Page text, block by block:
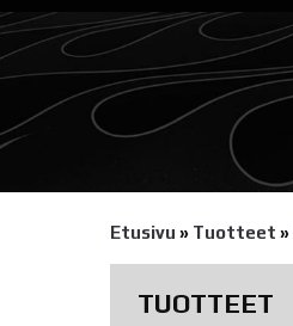
Etusivu » Tuotteet »
TUOTTEET